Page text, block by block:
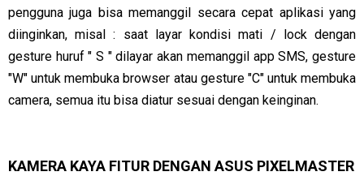
pengguna juga bisa memanggil secara cepat aplikasi yang
diinginkan, misal : saat layar kondisi mati / lock dengan
gesture huruf " S " dilayar akan memanggil app SMS, gesture
"W" untuk membuka browser atau gesture "C" untuk membuka
camera, semua itu bisa diatur sesuai dengan keinginan.
KAMERA KAYA FITUR DENGAN ASUS PIXELMASTER